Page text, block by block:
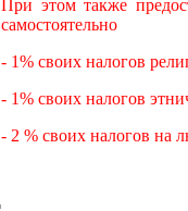
При этом также
самостоятельно
- 1% своих налогов
- 1% своих налогов
- 2 % своих налогов на